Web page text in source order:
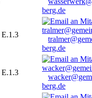
berg.de
E.1.3
berg.de
E.1.3
berg.de